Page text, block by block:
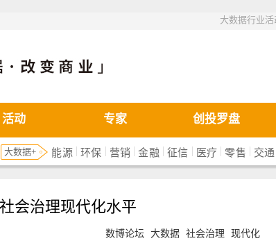
大数据行业活
活动 专家 创投罗盘
大数据+ 能源 |环保 | 营销 |金融 |征信 | 医疗 | 零售 | 交通
会治理现代化水平
数博论坛 大数据 社会治理 现代化